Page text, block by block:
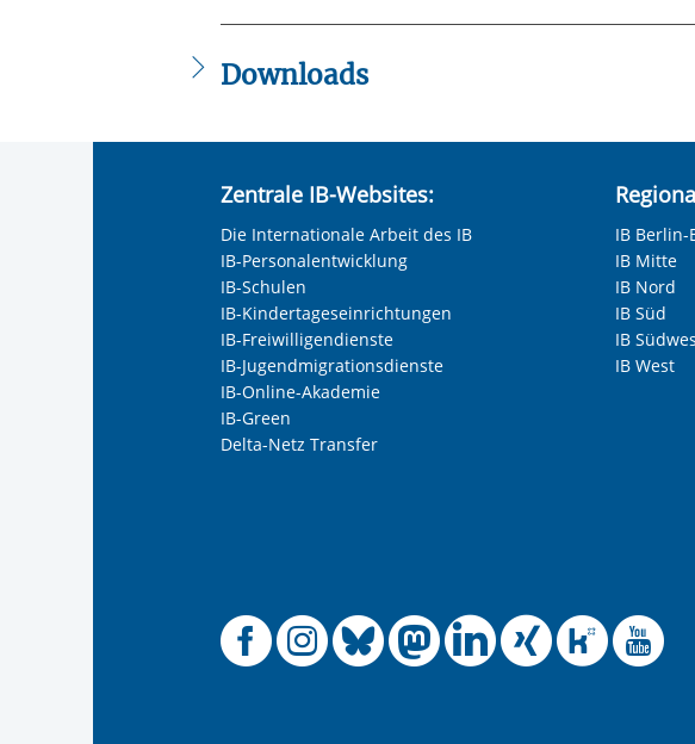
Downloads
Zentrale IB-Websites:
Die Internationale Arbeit des IB
IB-Personalentwicklung
IB-Schulen
IB-Kindertageseinrichtungen
IB-Freiwilligendienste
IB-Jugendmigrationsdienste
IB-Online-Akademie
IB-Green
Delta-Netz Transfer
IB
IB Mitte
IB Nord
IB Süd
IB
IB West
Offizielle
Offizielle
Offizielle
Offizielle